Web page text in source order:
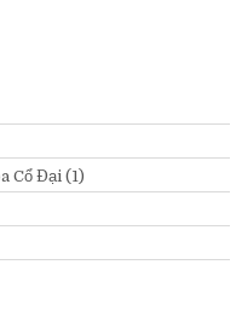
Cổ Đại (1)